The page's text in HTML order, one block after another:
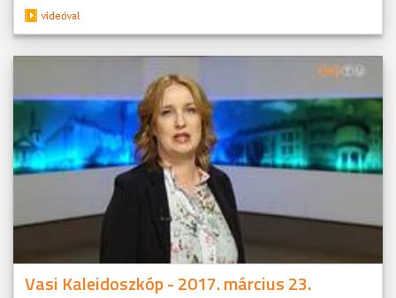
Vasi Kaleidoszkóp - 2017. március 23.